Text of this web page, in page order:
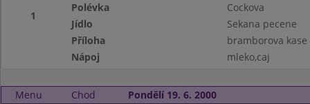
1
Polévka
Cockova
Jídlo
Sekana pecene
Příloha
bramborova kase
Nápoj
mleko,caj
Menu Chod Pondělí 19. 6. 2000